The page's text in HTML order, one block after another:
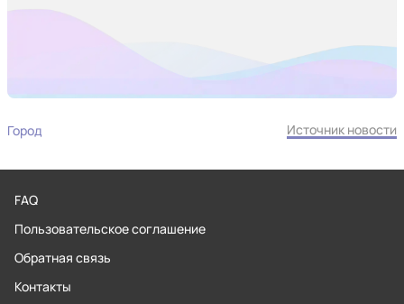
Город Источник новости
FAQ
Пользовательское соглашение
Обратная связь
Контакты